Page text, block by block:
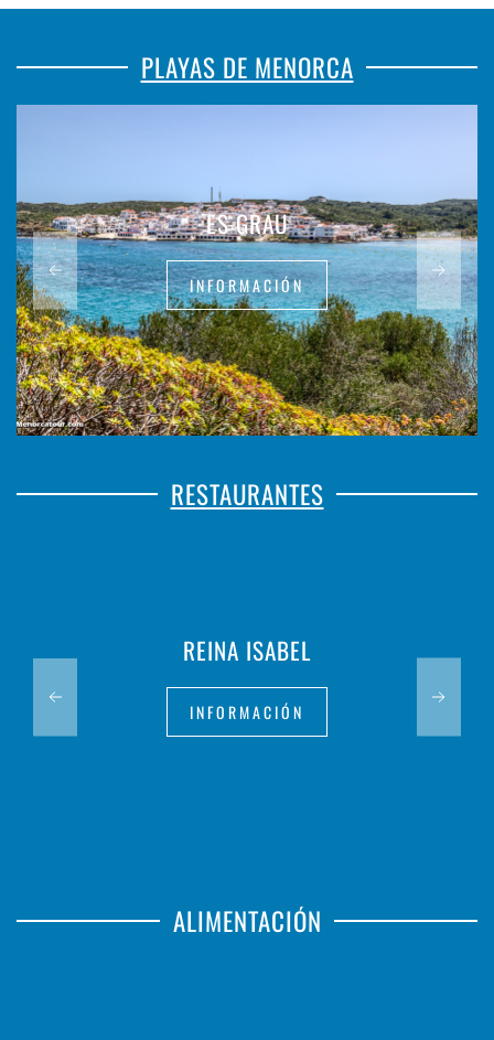
PLAYAS DE MENORCA
ES GRAU
INFORMACIÓN
RESTAURANTES
REINA ISABEL
INFORMACIÓN
ALIMENTACIÓN